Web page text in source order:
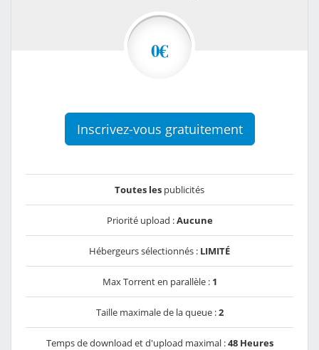
0€
Inscrivez-vous gratuitement
Toutes les publicités
Priorité upload :Aucune
Hébergeurs sélectionnés : LIMITÉ
Max Torrent en parallèle : 1
Taille maximale de la queue :2
Temps de download et d'upload maximal :48 Heures